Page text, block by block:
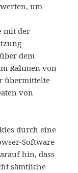
um
mit der
dem
Rahmen von
übermittelte
von
durch eine
Software
hin, dass
sämtliche